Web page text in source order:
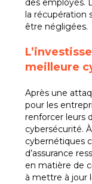
des employés.
la récupération
être négligées.
L’i
meilleure
Après une
pour les
renforcer leurs
cybersécurité.
cybernétiques
d’assurance
en matière de
à mettre à jour